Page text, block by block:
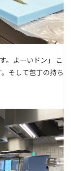
。よーいドン」 こ
そして包丁の持ち